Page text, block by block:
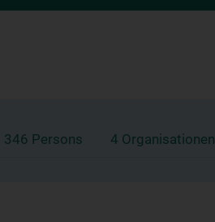
346 Persons 4 Organisationen